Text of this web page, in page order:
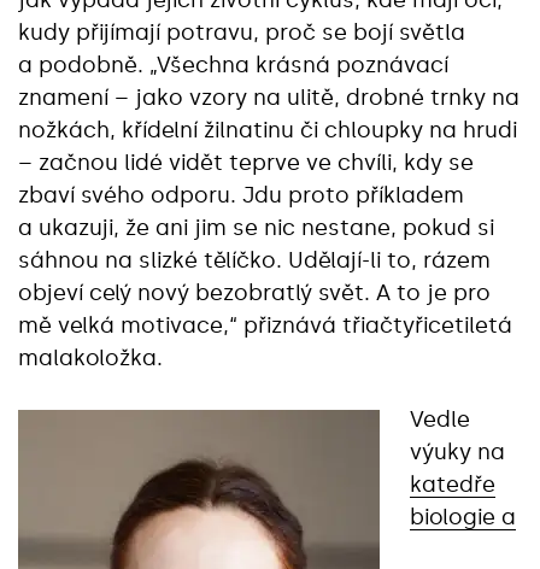
kudy přijímají potravu, proč se bojí světla
a podobně. „Všechna krásná poznávací
znamení – jako vzory na ulitě, drobné trnky na
nožkách, křídelní žilnatinu či chloupky na hrudi
– začnou lidé vidět teprve ve chvíli, kdy se
zbaví svého odporu. Jdu proto příkladem
a ukazuji, že ani jim se nic nestane, pokud si
sáhnou na slizké tělíčko. Udělají-li to, rázem
objeví celý nový bezobratlý svět. A to je pro
mě velká motivace,“ přiznává třiačtyřicetiletá
malakoložka.
Vedle
výuky na
katedře
biologie a